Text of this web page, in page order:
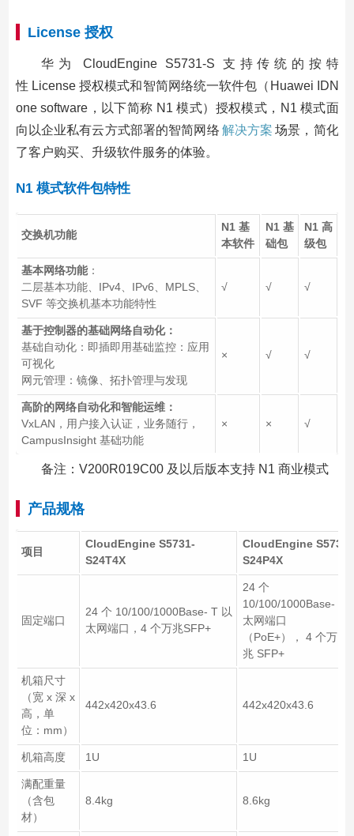
License 授权
华为 CloudEngine S5731-S 支持传统的按特
性 License 授权模式和智简网络统一软件包（Huawei IDN
one software，以下简称 N1 模式）授权模式，N1 模式面
向以企业私有云方式部署的智简网络 解决方案 场景，简化
了客户购买、升级软件服务的体验。
N1 模式软件包特性
交换机功能
N1 基
本软件
N1 基
础包
N1 高
级包
基本网络功能：
二层基本功能、IPv4、IPv6、MPLS、
SVF 等交换机基本功能特性
√ √ √
基于控制器的基础网络自动化：
基础自动化：即插即用基础监控：应用
可视化
网元管理：镜像、拓扑管理与发现
× √ √
高阶的网络自动化和智能运维：
VxLAN，用户接入认证，业务随行，
CampusInsight 基础功能
× × √
备注：V200R019C00 及以后版本支持 N1 商业模式
产品规格
项目
CloudEngine S5731-
S24T4X
CloudEngine S5731-
S24P4X
固定端口
24 个 10/100/1000Base- T 以
太网端口，4 个万兆SFP+
24 个
10/100/1000Base- T
太网端口
（PoE+）， 4 个万
兆 SFP+
机箱尺寸
（宽 x 深 x
高，单
位：mm）
442x420x43.6 442x420x43.6
机箱高度 1U 1U
满配重量
（含包
材）
8.4kg 8.6kg